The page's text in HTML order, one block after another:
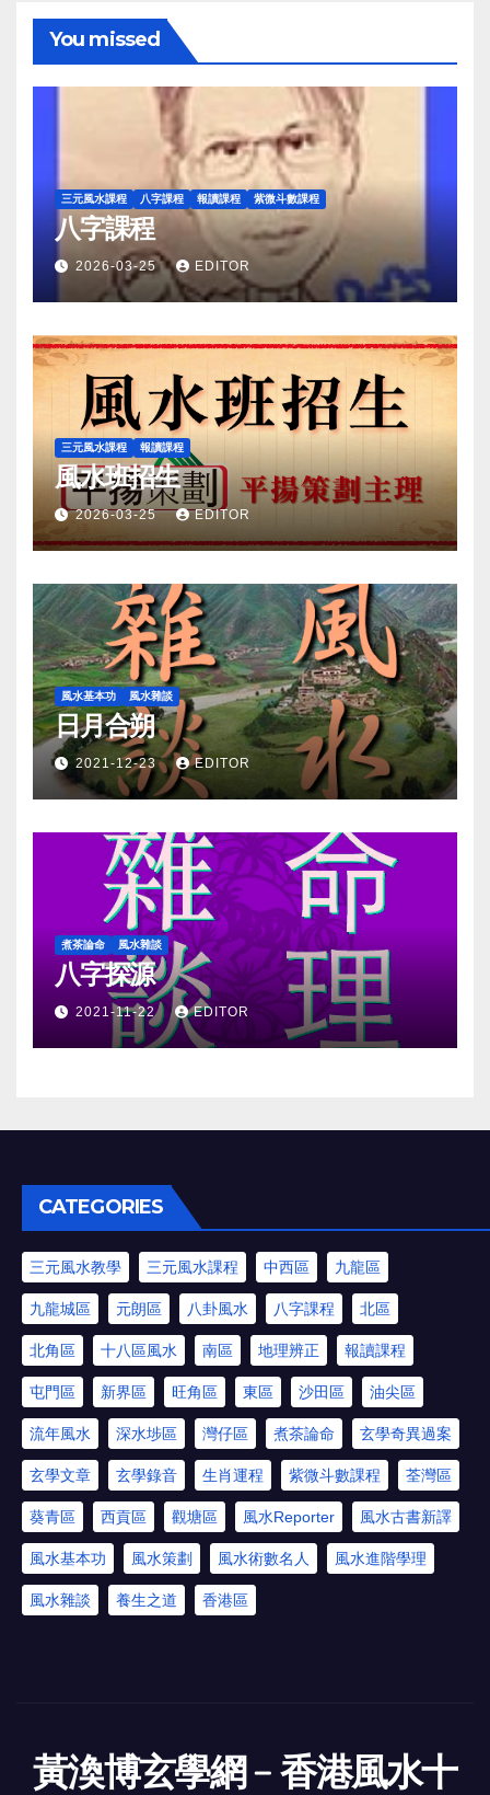
You missed
三元風水課程 八字課程 報讀課程 紫微斗數課程
八字課程
2026-03-25 EDITOR
三元風水課程 報讀課程
風水班招生
2026-03-25 EDITOR
風水基本功 風水雜談
日月合朔
2021-12-23 EDITOR
煮茶論命 風水雜談
八字探源
2021-11-22 EDITOR
CATEGORIES
三元風水教學 三元風水課程 中西區 九龍區
九龍城區 元朗區 八卦風水 八字課程 北區
北角區 十八區風水 南區 地理辨正 報讀課程
屯門區 新界區 旺角區 東區 沙田區 油尖區
流年風水 深水埗區 灣仔區 煮茶論命 玄學奇異過案
玄學文章 玄學錄音 生肖運程 紫微斗數課程 荃灣區
葵青區 西貢區 觀塘區 風水Reporter 風水古書新譯
風水基本功 風水策劃 風水術數名人 風水進階學理
風水雜談 養生之道 香港區
黃渙博玄學網﹣香港風水十